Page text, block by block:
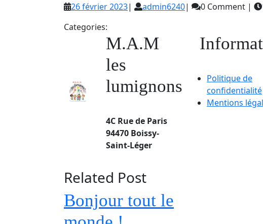
26 février 202326
| admin6240admin6240
| 0 Comment |
Categories:
M.A.M
les
lumignons
4C Rue de Paris
94470 Boissy-
Saint-Léger
Politique de
confidentialité
Mentions
Related Post
Bonjour tout le